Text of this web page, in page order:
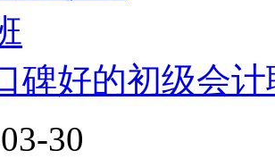
碑好的初级会
30